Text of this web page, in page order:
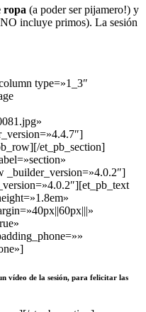
ropa (a poder ser pijamero!) y
incluye primos). La sesión
type=»1_3″
et_pb_section]
_builder_version=»4.0.2″]
vídeo de la sesión, para felicitar las